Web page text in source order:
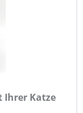
Ihrer Katze